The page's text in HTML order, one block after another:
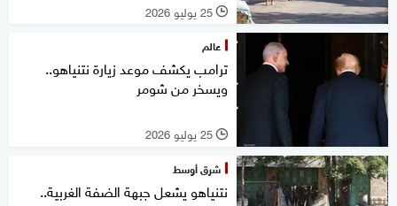
l 25 يوليو 2026
عالم
ترامب يكشف موعد زيارة نتنياهو..
ويسخر من شومر
l 25 يوليو 2026
شرق أوسط
نتنياهو يشعل جبهة الضفة الغربية..